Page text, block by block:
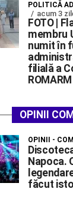
POLITICĂ
acum 3
FOTO |
membru
numit în
filială a
OPINII
OPINII -
Napoca.
făcut